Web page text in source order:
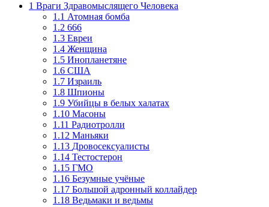
1 Враги Здравомыслящего Человека
1.1 Атомная бомба
1.2 666
1.3 Евреи
1.4 Женщина
1.5 Инопланетяне
1.6 США
1.7 Израиль
1.8 Шпионы
1.9 Убийцы в белых халатах
1.10 Масоны
1.11 Радиотролли
1.12 Маньяки
1.13 Дровосексуалисты
1.14 Тестостерон
1.15 ГМО
1.16 Безумные учёные
1.17 Большой адронный коллайдер
1.18 Ведьмаки и ведьмы